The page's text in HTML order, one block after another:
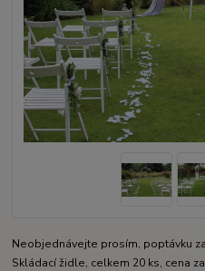
Neobjednávejte prosím, poptávku
Skládací židle, celkem 20 ks, cena